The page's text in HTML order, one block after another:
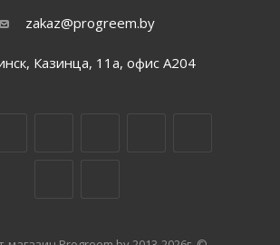
zakaz@progreem.by
Казинца, 11а, офис А204